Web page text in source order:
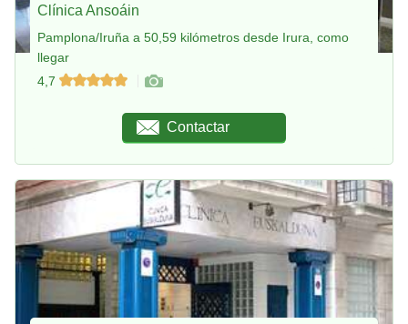
Clínica Ansoáin
Pamplona/Iruña a 50,59 kilómetros desde Irura, como
llegar
4,7
Contactar